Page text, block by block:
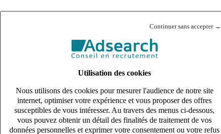
Continuer sans accepter →
Utilisation des cookies
Nous utilisons des cookies pour mesurer l'audience de notre site
internet, optimiser votre expérience et vous proposer des offres
susceptibles de vous intéresser. Au travers des menus ci-dessous,
vous pouvez obtenir un détail des finalités de traitement de vos
données personnelles et exprimer votre consentement ou votre refus